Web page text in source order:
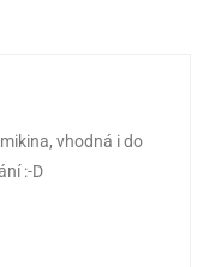
vhodná i do
:-D